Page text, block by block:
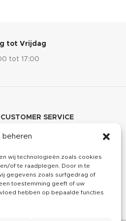
beheren
wij technologieën zoals cookies
of te raadplegen. Door in te
gegevens zoals surfgedrag of
toestemming geeft of uw
hebben op bepaalde functies
vol opwinding en gemoedsrust.
loungen en leven zonder zorgen!
tot Vrijdag
tot 17:00
CUSTOMER SERVICE
Over ons
Klachten
Contact